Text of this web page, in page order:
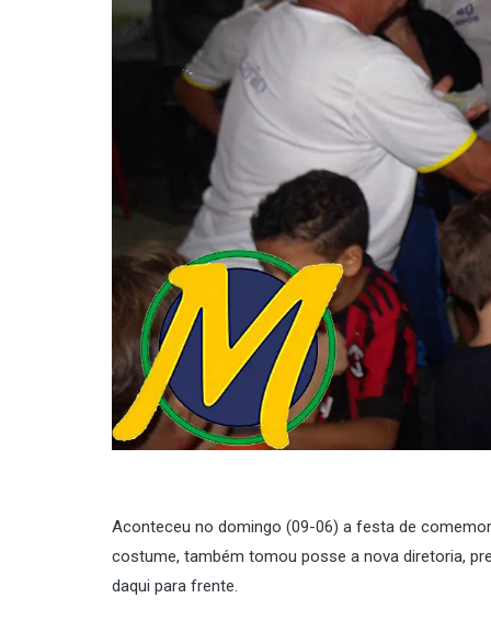
Aconteceu no domingo (09-06) a festa de
costume, também tomou posse a nova diretoria,
daqui para frente.